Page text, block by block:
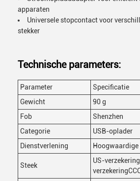
apparaten
Universele stopcontact voor
stekker
Technische parameters:
Parameter
Specificatie
Gewicht
90 g
Fob
Shenzhen
Categorie
USB-oplader
Dienstverlening
Steek
US-